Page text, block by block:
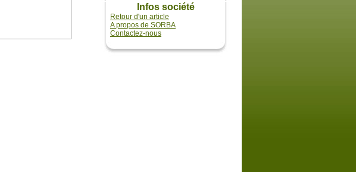
Infos société
Retour d'un article
A propos de SORBA
Contactez-nous